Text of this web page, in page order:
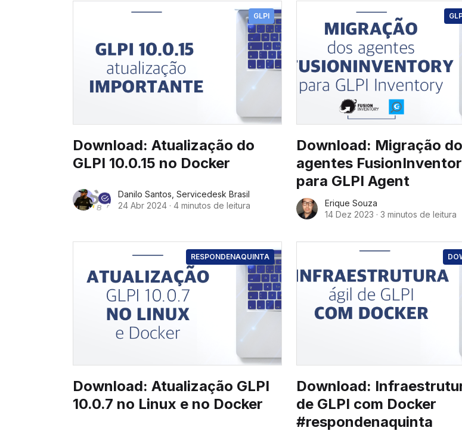
GLPI
Download: Atualização do
GLPI 10.0.15 no Docker
Danilo Santos Servicedesk Brasil
24 Abr 2024 · 4 minutos de leitura
Download: Migração
agentes
para GLPI Agent
Erique Souza
14 Dez 2023 · 3 minutos de leitura
RESPONDENAQUINTA
Download: Atualização GLPI
10.0.7 no Linux e no Docker
Download:
de GLPI com Docker
#respondenaquinta